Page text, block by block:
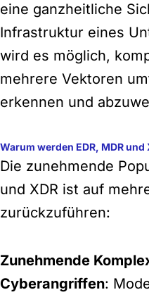
eine ganzheitliche
Infrastruktur eines
wird es möglich,
mehrere Vektoren
erkennen und
Warum werden EDR, MDR
Die zunehmende
und XDR ist auf
zurückzuführen:
Zunehmende
Cyberangriffen: